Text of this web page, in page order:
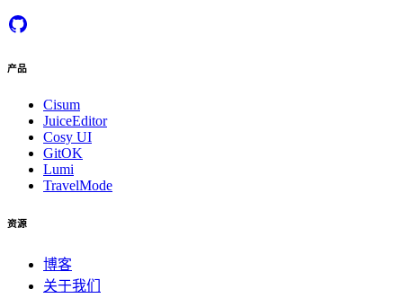
产品
Cisum
JuiceEditor
Cosy UI
GitOK
Lumi
TravelMode
资源
博客
关于我们